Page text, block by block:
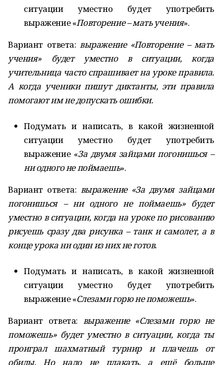
ситуации уместно будет употребить
выражение «Повторение – мать учения».
Вариант ответа: выражение «Повторение – мать
учения» будет уместно в ситуации, когда
учительница часто спрашивает на уроке правила.
А когда ученики пишут диктанты, эти правила
помогают им не допускать ошибки.
Подумать и написать, в какой жизненной
ситуации уместно будет употребить
выражение «За двумя зайцами погонишься –
ни одного не поймаешь».
Вариант ответа: выражение «За двумя зайцами
погонишься – ни одного не поймаешь» будет
уместно в ситуации, когда на уроке по рисованию
рисуешь сразу два рисунка – танк и самолет, а в
конце урока ни один из них не готов.
Подумать и написать, в какой жизненной
ситуации уместно будет употребить
выражение «Слезами горю не поможешь».
Вариант ответа: выражение «Слезами горю не
поможешь» будет уместно в ситуации, когда ты
проиграл шахматный турнир и плачешь от
обиды. Но надо не плакать, а ещё больше